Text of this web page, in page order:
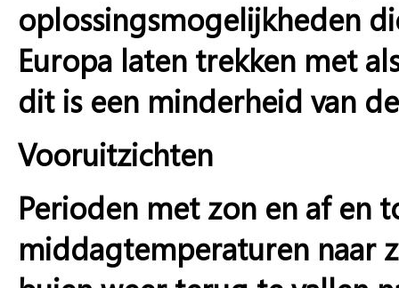
oplossingsmogelijkheden
Europa laten trekken met
dit is een minderheid van
Vooruitzichten
Perioden met zon en af en
middagtemperaturen naar